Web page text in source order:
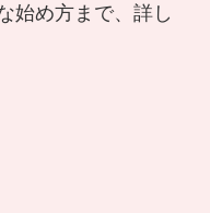
始め方まで、詳し